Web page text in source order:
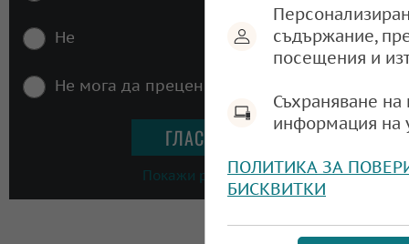
Не
Не мога да преценя
Покажи резултати
съдържание,
посещения и
Съхраняване
информация на
ПОЛИТИКА ЗА
БИСКВИТКИ